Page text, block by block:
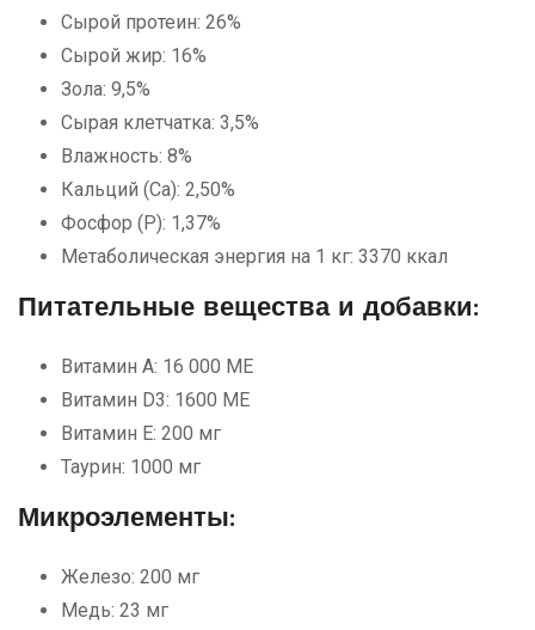
Сырой протеин: 26%
Сырой жир: 16%
Зола: 9,5%
Сырая клетчатка: 3,5%
Влажность: 8%
Кальций (Ca): 2,50%
Фосфор (P): 1,37%
Метаболическая энергия на 1 кг: 3370 ккал
Питательные вещества и добавки:
Витамин А: 16 000 МЕ
Витамин D3: 1600 МЕ
Витамин Е: 200 мг
Таурин: 1000 мг
Микроэлементы:
Железо: 200 мг
Медь: 23 мг